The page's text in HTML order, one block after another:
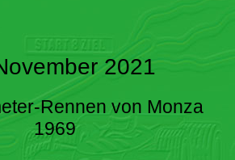
2021
Rennen von Monza
1969